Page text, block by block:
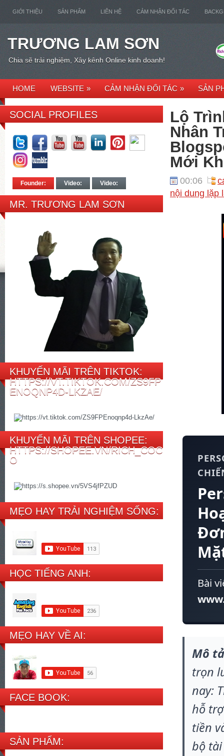
GIỚI THIỆU SẢN PHẨM LIÊN HỆ CẢM NHẬN ĐỐI TÁC
TRƯƠNG LAM SƠN
Chia sẽ trải nghiệm, Xây kênh Online kinh doanh!
HOME WEBSITE » CẢM NHẬN ĐỐI TÁC » SẢN
SOCIAL PROFILES
Founder: Video: Video:
MR. TRƯƠNG LAM SƠN
KHUYẾN MÃI TRÊN TIKTOK:
HTTPS://VT.TIKTOK.COM/ZS9FP
ENOQNP4D-LKZAE/
KHUYẾN MÃI TRÊN SHOPEE:
HTTPS://SHOPEE.VN/RICH_COC
O
MẸO HAY TRẢI NGHIỆM SỐNG:
HỌC TIẾNG ANH:
MẸO HAY VỀ AI:
FACE BOOK:
SẢN PHẨM:
Lộ
Nhân
Mới
00:06
nội dung lặp
Bài
Mô
trọn
nay:
hỗ
tiền
bộ tài